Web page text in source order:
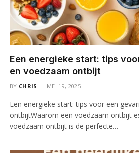
Een energieke start: tips
en voedzaam ontbijt
BY CHRIS MEI 19, 2025
Een energieke start: tips voor een
ontbijtWaarom een voedzaam ontbijt
voedzaam ontbijt is de perfecte…